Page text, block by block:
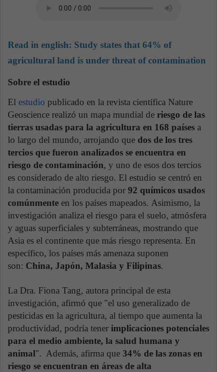
Read in english: Study states that 64% of
agricultural land is under threat of contamination
Sobre el estudio
El estudio publicado en la revista científica Nature
Geoscience realizó un mapa mundial de riesgo de las
tierras usadas para la agricultura en 168 países a
lo largo del mundo, arrojando que dos de los tres
tercios que fueron analizados se encuentra en
riesgo de contaminación, y uno de esos dos tercios
es considerado de alto riesgo. El estudio se centró en
la contaminación producida por 92 químicos usados
comúnmente en los países mapeados. Asimismo, la
investigación analiza el riesgo para el suelo, atmósfera
y aguas superficiales y subterráneas, mostrando que
Asia es el continente que más riesgo representa. En
específico, los países más amenaza suponen
son: China, Japón, Malasia y Filipinas.
La Dra. Fiona Tang, autora principal de esta
investigación, afirmó que "el uso generalizado de
pesticidas en la agricultura, al tiempo que aumenta la
productividad, podría tener implicaciones potenciales
para el medio ambiente, la salud humana y
animal". Además, afirma que 34% de las zonas en
riesgo se encuentran en áreas de alta